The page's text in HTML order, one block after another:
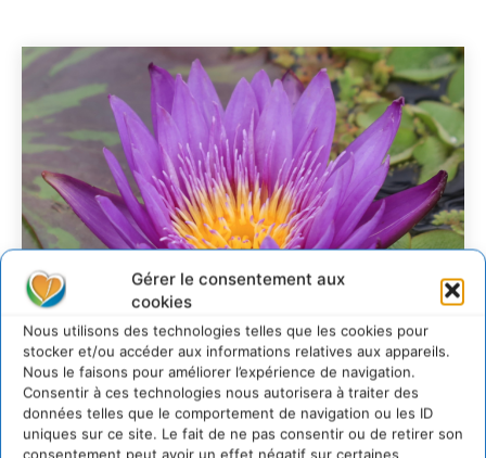
Gérer le consentement aux
cookies
Nous utilisons des technologies telles que les cookies pour
stocker et/ou accéder aux informations relatives aux appareils.
Nous le faisons pour améliorer l’expérience de navigation.
Consentir à ces technologies nous autorisera à traiter des
données telles que le comportement de navigation ou les ID
uniques sur ce site. Le fait de ne pas consentir ou de retirer son
consentement peut avoir un effet négatif sur certaines
Transformer les
territoires par le